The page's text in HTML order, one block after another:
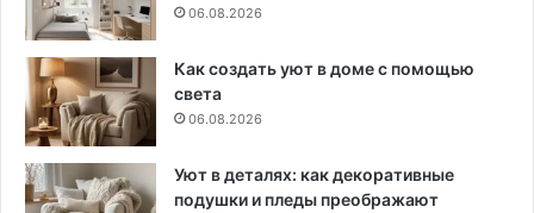
06.08.2026
Как создать уют в доме с помощью
света
06.08.2026
Уют в деталях: как декоративные
подушки и пледы преображают